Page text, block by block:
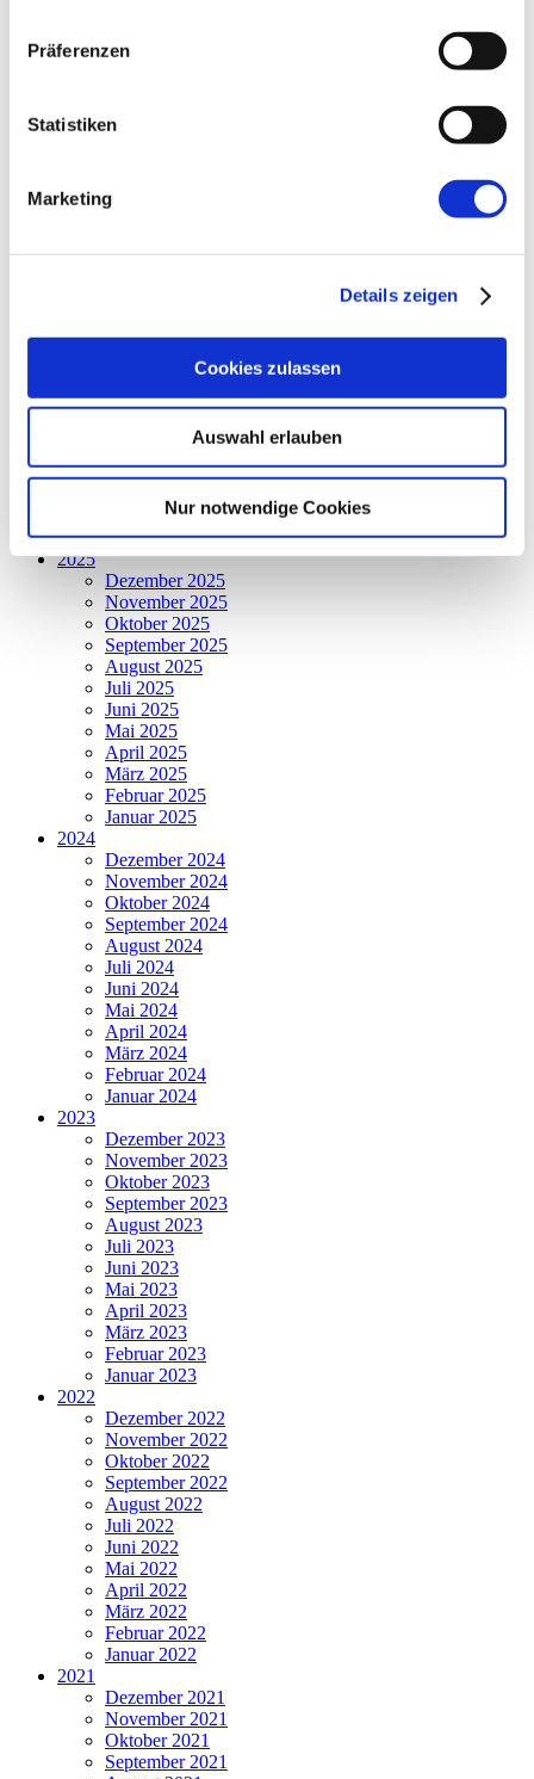
Präferenzen
Statistiken
Marketing
Details zeigen
Cookies zulassen
Auswahl erlauben
Nur notwendige Cookies
Werkstatt Florentine
Werkstatt Löhnberg
Kinder- und Familienzentren - Wetzlar
Presse
Allgemein
Juli 2026
April 2026
Februar 2026
Januar 2026
2025
Dezember 2025
November 2025
Oktober 2025
September 2025
August 2025
Juli 2025
Juni 2025
Mai 2025
April 2025
März 2025
Februar 2025
Januar 2025
2024
Dezember 2024
November 2024
Oktober 2024
September 2024
August 2024
Juli 2024
Juni 2024
Mai 2024
April 2024
März 2024
Februar 2024
Januar 2024
2023
Dezember 2023
November 2023
Oktober 2023
September 2023
August 2023
Juli 2023
Juni 2023
Mai 2023
April 2023
März 2023
Februar 2023
Januar 2023
2022
Dezember 2022
November 2022
Oktober 2022
September 2022
August 2022
Juli 2022
Juni 2022
Mai 2022
April 2022
März 2022
Februar 2022
Januar 2022
2021
Dezember 2021
November 2021
Oktober 2021
September 2021